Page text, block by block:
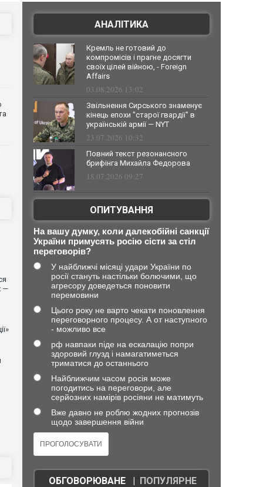
—
АНАЛІТИКА
Кремль не готовий до
компромісів і прагне досягти
своїх цілей війною, - Foreign
Affairs
03.08.2026 13:02
Звільнення Сирського знаменує
кінець епохи "старої гвардії" в
українській армії — NYT
23.07.2026 10:32
Повний текст резонансного
брифінга Михайла Федорова
18.07.2026 09:27
ОПИТУВАННЯ
На вашу думку, коли далекобійні санкції
України примусять росію сісти за стіл
переговорів?
У найближчі місяці удари України по
росії стануть настільки болючими, що
агресору доведеться поновити
перемовини
Цього року не варто чекати поновлення
переговорного процесу. А от наступного
- можливо все
рф навпаки піде на ескалацію попри
здоровий глузд і намагатиметься
триматися до останнього
Найближчим часом росія може
погодитись на переговори, але
серйозних намірів росіяни не матимуть
Вже давно не роблю жодних прогнозів
щодо завершення війни
ОБГОВОРЮВАНЕ| ПОПУЛЯРНЕ